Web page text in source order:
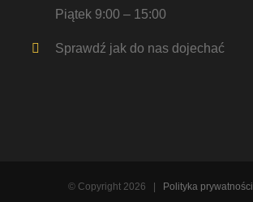
Piątek 9:00 – 15:00
Sprawdź jak do nas dojechać
© Copyright 2026 | Polityka prywatności